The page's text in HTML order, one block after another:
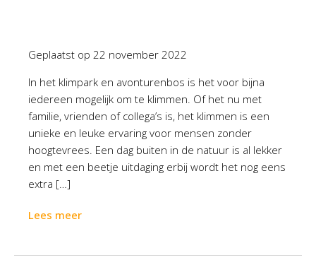
Geplaatst op 22 november 2022
In het klimpark en avonturenbos is het voor bijna
iedereen mogelijk om te klimmen. Of het nu met
familie, vrienden of collega’s is, het klimmen is een
unieke en leuke ervaring voor mensen zonder
hoogtevrees. Een dag buiten in de natuur is al lekker
en met een beetje uitdaging erbij wordt het nog eens
extra […]
Lees meer